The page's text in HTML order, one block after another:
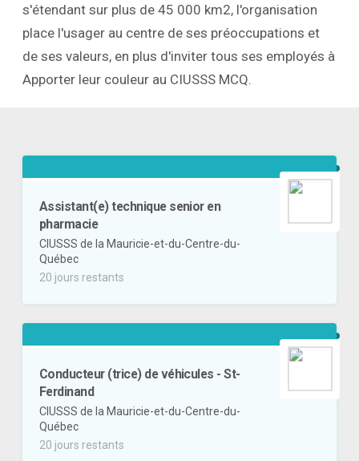
s'étendant sur plus de 45 000 km2, l'organisation
place l'usager au centre de ses préoccupations et
de ses valeurs, en plus d'inviter tous ses employés à
Apporter leur couleur au CIUSSS MCQ.
Assistant(e) technique senior en
pharmacie
CIUSSS de la Mauricie-et-du-Centre-du-
Québec
20 jours restants
Conducteur (trice) de véhicules - St-
Ferdinand
CIUSSS de la Mauricie-et-du-Centre-du-
Québec
20 jours restants